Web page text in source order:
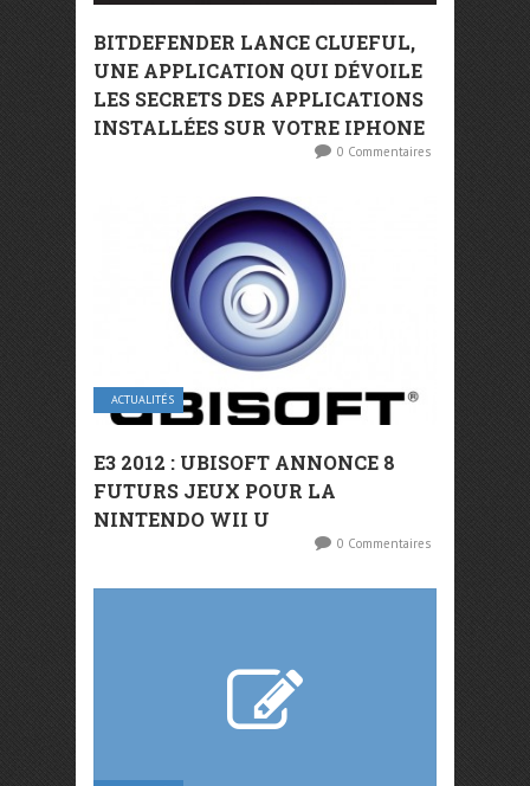
BITDEFENDER LANCE CLUEFUL,
UNE APPLICATION QUI DÉVOILE
LES SECRETS DES APPLICATIONS
INSTALLÉES SUR VOTRE IPHONE
0 Commentaires
ACTUALITÉS
E3 2012 : UBISOFT ANNONCE 8
FUTURS JEUX POUR LA
NINTENDO WII U
0 Commentaires